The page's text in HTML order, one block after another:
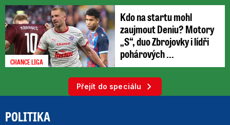
CHANCE LIGA
Kdo na startu mohl
zaujmout Deniu? Motory
„S“, duo Zbrojovky i lídři
pohárových ...
Přejít do speciálu
POLITIKA